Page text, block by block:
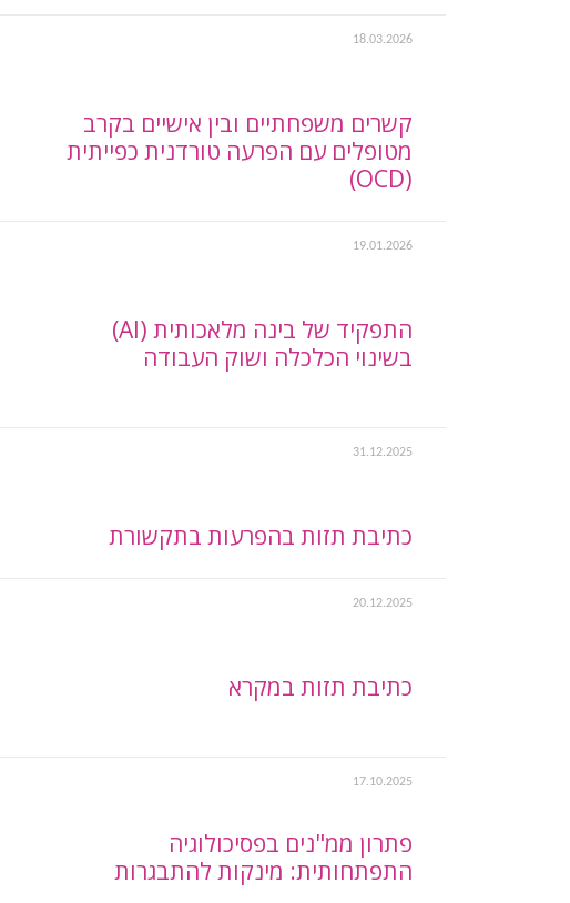
18.03.2026
קשרים משפחתיים ובין אישיים בקרב
מטופלים עם הפרעה טורדנית כפייתית
(OCD)
19.01.2026
התפקיד של בינה מלאכותית (AI)
בשינוי הכלכלה ושוק העבודה
31.12.2025
כתיבת תזות בהפרעות בתקשורת
20.12.2025
כתיבת תזות במקרא
17.10.2025
פתרון ממ"נים בפסיכולוגיה
התפתחותית: מינקות להתבגרות